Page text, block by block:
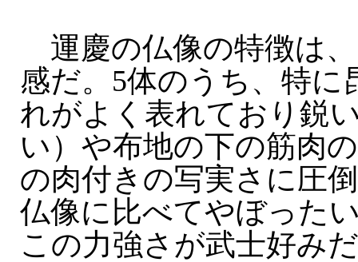
運慶の仏像の特徴は
感だ。5体のうち、特に
れがよく表れており鋭
い）や布地の下の筋肉
の肉付きの写実さに圧
仏像に比べてやぼった
この力強さが武士好み